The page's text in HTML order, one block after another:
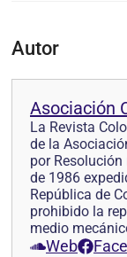
Autor
Asociación
La Revista
de la
por
de 1986
República de
prohibido la
medio
Web